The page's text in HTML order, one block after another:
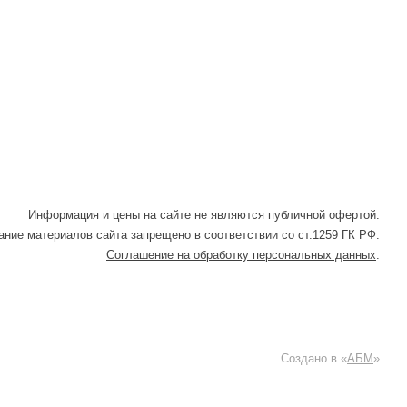
Информация и цены на сайте не являются публичной офертой.
материалов сайта запрещено в соответствии со ст.1259 ГК РФ.
Соглашение на обработку персональных данных.
Создано в «АБМ »